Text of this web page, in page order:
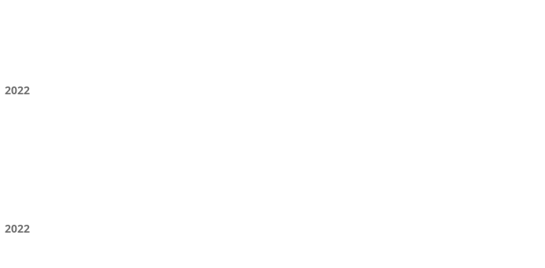
2022
2022